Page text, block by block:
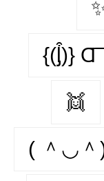
👯‍
( ＾◡